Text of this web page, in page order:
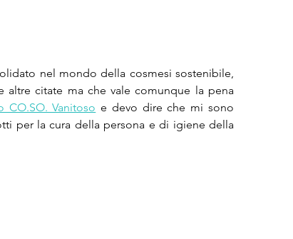
nel mondo della cosmesi sostenibile,
altre citate ma che vale comunque la pena
Vanitoso e devo dire che mi sono
per la cura della persona e di igiene della